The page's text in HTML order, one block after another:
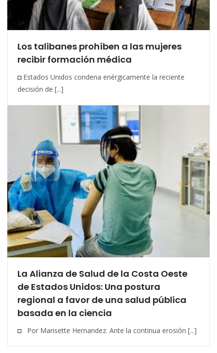
Los talibanes prohíben a las mujeres
recibir formación médica
◘ Estados Unidos condena enérgicamente la reciente
decisión de [...]
La Alianza de Salud de la Costa Oeste
de Estados Unidos: Una postura
regional a favor de una salud pública
basada en la ciencia
◘ Por Marisette Hernandez. Ante la continua erosión [...]